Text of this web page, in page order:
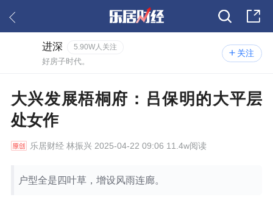
关注
进深 5.90W人关注
好房子时代。
大兴发展梧桐府：吕保明的大平层
处女作
乐居财经林振兴 2025-04-22 09:06 11.4w阅读
户型全是四叶草，增设风雨连廊。